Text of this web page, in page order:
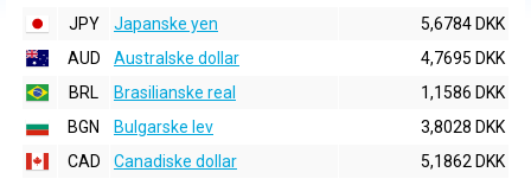
JPY
Japanske yen
5,6784 DKK
AUD
Australske dollar
4,7695 DKK
BRL
Brasilianske real
1,1586 DKK
BGN
Bulgarske lev
3,8028 DKK
CAD
Canadiske dollar
5,1862 DKK